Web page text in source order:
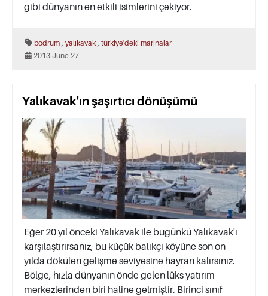
gibi dünyanın en etkili isimlerini çekiyor.
bodrum yalıkavak türkiye'deki marinalar
2013-June-27
Yalıkavak'ın şaşırtıcı dönüşümü
Eğer 20 yıl önceki Yalıkavak ile bugünkü Yalıkavak'ı
karşılaştırırsanız, bu küçük balıkçı köyüne son on
yılda dökülen gelişme seviyesine hayran kalırsınız.
Bölge, hızla dünyanın önde gelen lüks yatırım
merkezlerinden biri haline gelmiştir. Birinci sınıf